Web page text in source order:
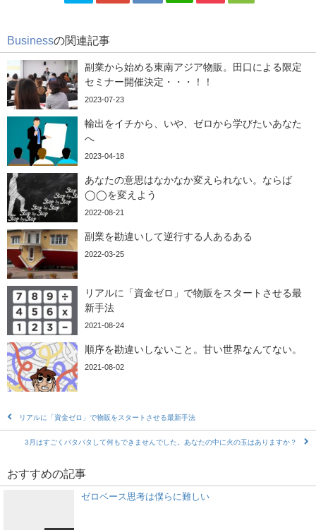
Businessの関連記事
副業から始める東南アジア物販。田口による限定
セミナー開催決定・・・！！
2023-07-23
輸出をイチから、いや、ゼロから学びたいあなた
へ
2023-04-18
あなたの意思はなかなか変えられない。ならば
◯◯を変えよう
2022-08-21
副業を勘違いして逆行する人あるある
2022-03-25
リアルに「資金ゼロ」で物販をスタートさせる最
新手法
2021-08-24
順序を勘違いしないこと。甘い世界なんてない。
2021-08-02
リアルに「資金ゼロ」で物販をスタートさせる最新手法
3月はすごくバタバタして何もできませんでした。あなたの中に火の玉はありますか？
おすすめの記事
ゼロベース思考は僕らに難しい